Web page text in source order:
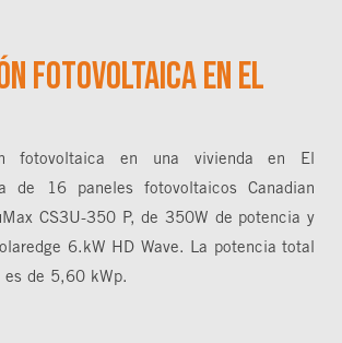
fotovoltaica en El
fotovoltaica en una vivienda en El
de 16 paneles fotovoltaicos Canadian
CS3U-350 P, de 350W de potencia y
6.kW HD Wave. La potencia total
de 5,60 kWp.